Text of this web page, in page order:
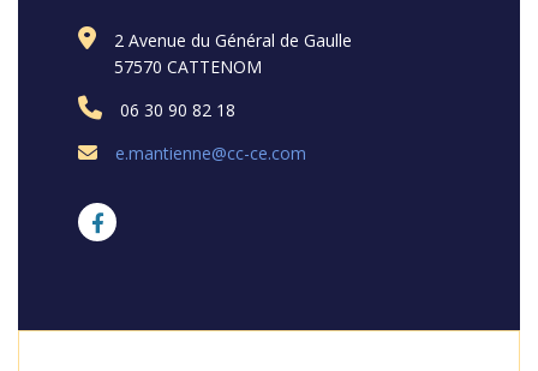
2 Avenue du Général de Gaulle
57570 CATTENOM
06 30 90 82 18
e.mantienne@cc-ce.com